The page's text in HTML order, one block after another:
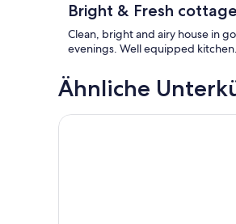
Bright & Fresh cottage
Clean, bright and airy house in
evenings. Well equipped
Ähnliche
Butler Street Cottage